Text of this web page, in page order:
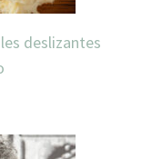
deslizantes